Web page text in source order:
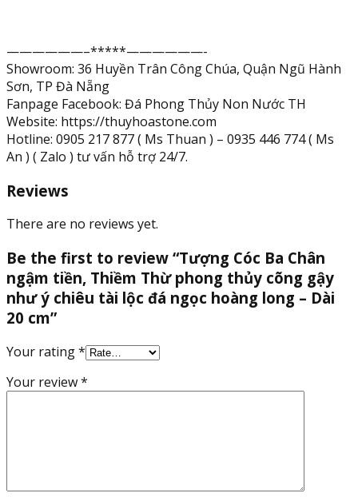
——————–*****——————-
Showroom: 36 Huyền Trân Công Chúa, Quận Ngũ Hành
Sơn, TP Đà Nẵng
Fanpage Facebook: Đá Phong Thủy Non Nước TH
Website: https://thuyhoastone.com
Hotline: 0905 217 877 ( Ms Thuan ) – 0935 446 774 ( Ms
An ) ( Zalo ) tư vấn hỗ trợ 24/7.
Reviews
There are no reviews yet.
Be the first to review “Tượng Cóc Ba Chân
ngậm tiền, Thiềm Thừ phong thủy cõng gậy
như ý chiêu tài lộc đá ngọc hoàng long – Dài
20 cm”
Your rating*
Your review*